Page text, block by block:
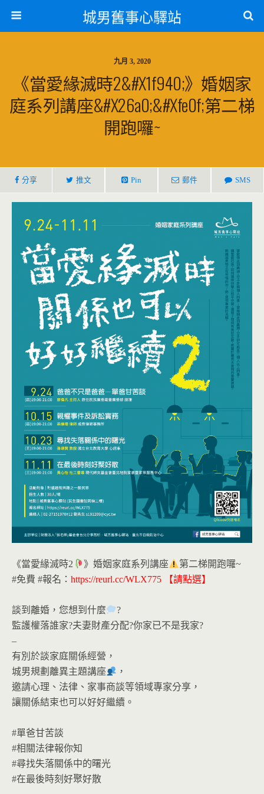
城男舊事心驛站
九月 3, 2020
《當愛緣滅時2&#x1f940;》婚姻家
庭系列講座&#x26a0;&#xfe0f;第二梯
開跑囉~
分享 推文 Pin 郵件 SMS
《當愛緣滅時2 》婚姻家庭系列講座
第二梯開跑囉~
#免費 #報名 ： https://reurl.cc/WLX775 【請點選】
談到離婚，您想到什麼
?
監護權落誰家?夫妻財產分配?你家已不是我家?
–
有別於談家庭關係經營，
城男規劃離異主題講座
，
邀請心理、法律、家事商談等領域專家分享，
讓關係結束也可以好好繼續。
#單爸甘苦談
#相關法律報你知
#尋找失落關係中的曙光
#在最後時刻好聚好散